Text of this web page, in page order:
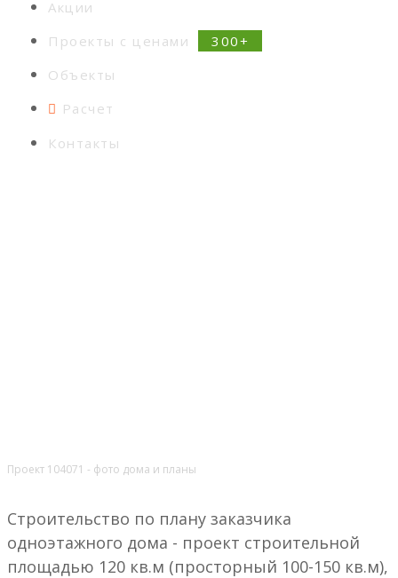
Акции
Проекты с ценами
Объекты
Расчет
Контакты
Проект 104071 - фото дома и планы
Строительство по плану заказчика
одноэтажного дома - проект строительной
площадью 120 кв.м (просторный 100-150 кв.м),